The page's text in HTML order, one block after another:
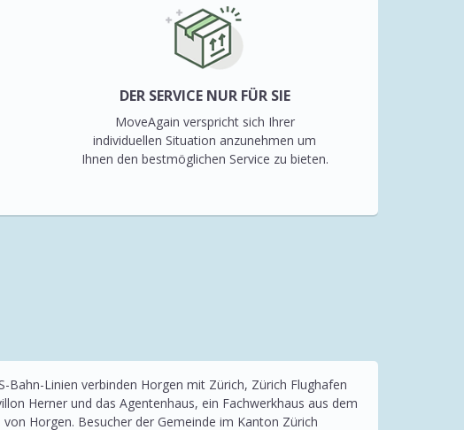
DER SERVICE NUR FÜR SIE
MoveAgain verspricht sich Ihrer
individuellen Situation anzunehmen um
Ihnen den bestmöglichen Service zu bieten.
Bahn-Linien verbinden Horgen mit Zürich, Zürich Flughafen
Herner und das Agentenhaus, ein Fachwerkhaus aus dem
Horgen. Besucher der Gemeinde im Kanton Zürich